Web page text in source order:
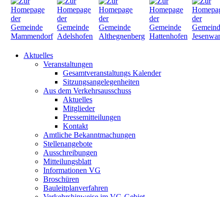
Aktuelles
Veranstaltungen
Gesamtveranstaltungs Kalender
Sitzungsangelegenheiten
Aus dem Verkehrsausschuss
Aktuelles
Mitglieder
Pressemitteilungen
Kontakt
Amtliche Bekanntmachungen
Stellenangebote
Ausschreibungen
Mitteilungsblatt
Informationen VG
Broschüren
Bauleitplanverfahren